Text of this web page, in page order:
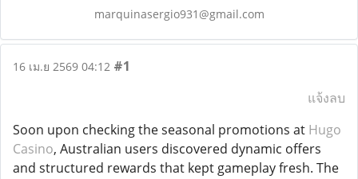
marquinasergio931@gmail.com
16 เม.ย 2569 04:12 #1
แจ้งลบ
Soon upon checking the seasonal promotions at Hugo
Casino, Australian users discovered dynamic offers
and structured rewards that kept gameplay fresh. The